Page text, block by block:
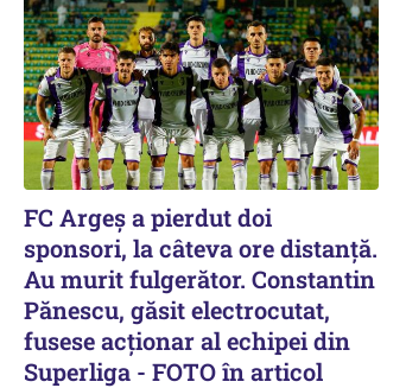
FC Argeș a pierdut doi
sponsori, la câteva ore distanță.
Au murit fulgerător. Constantin
Pănescu, găsit electrocutat,
fusese acționar al echipei din
Superliga - FOTO în articol